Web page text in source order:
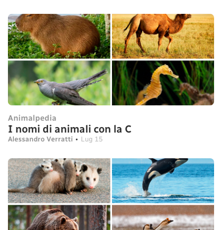
Animalpedia
I nomi di animali con la C
Alessandro Verratti • Lug 15